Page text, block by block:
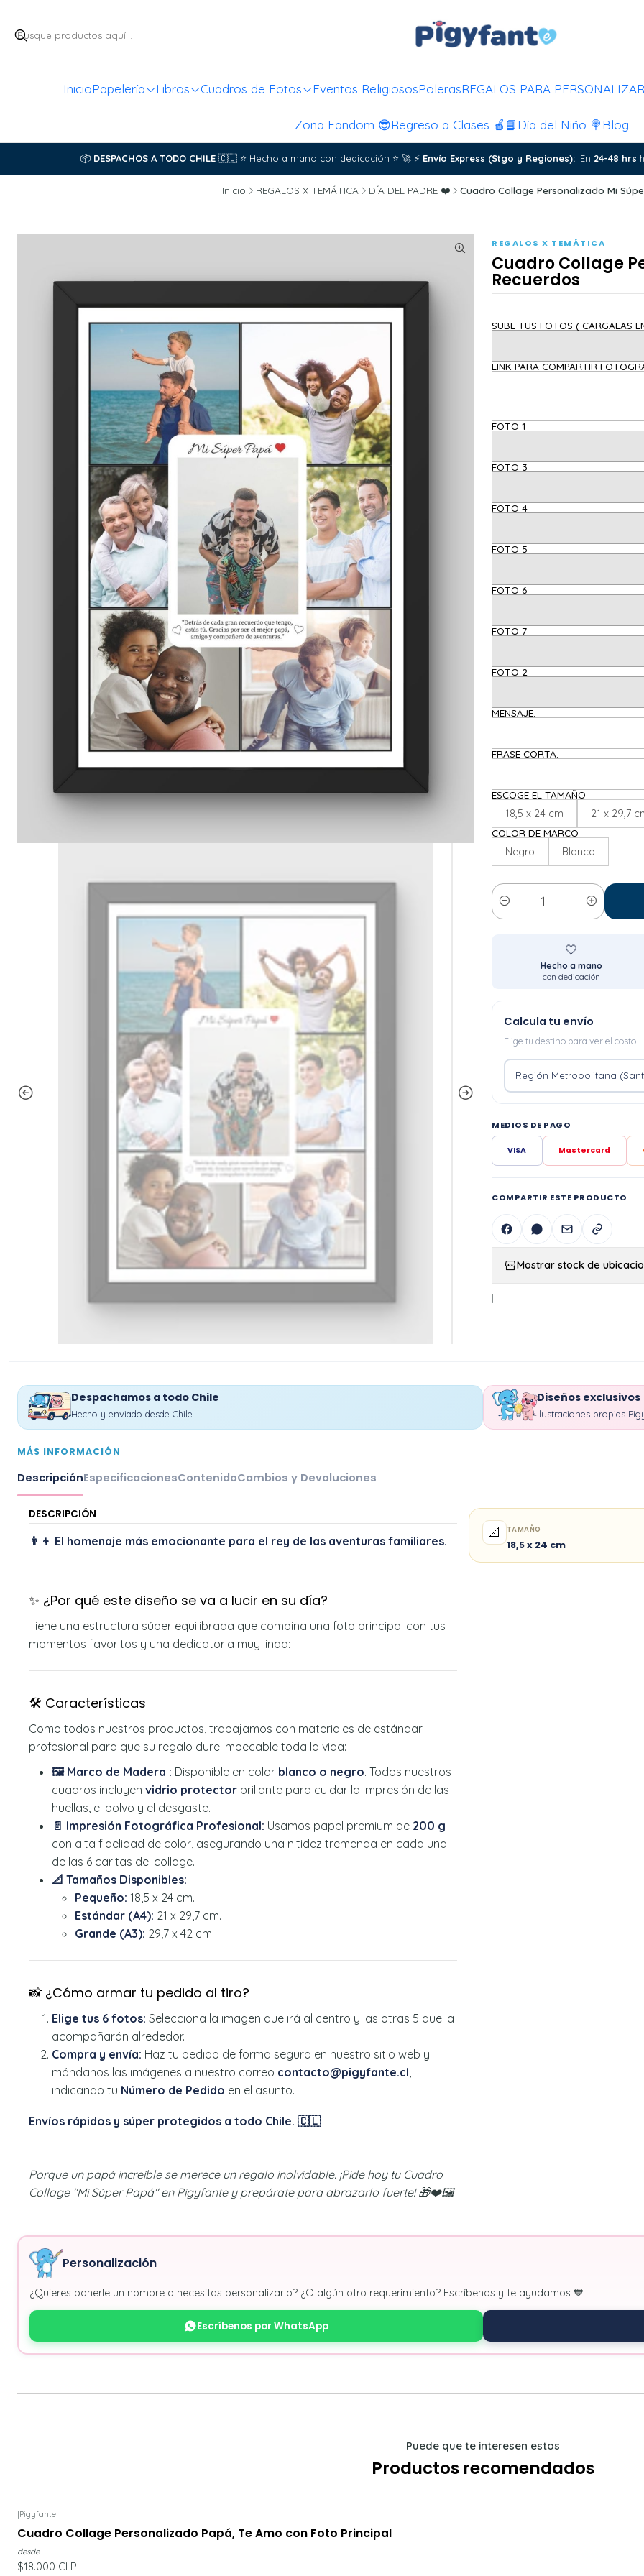
InicioPapelería Libros Cuadros de Fotos Eventos ReligiososPolerasREGALOS PARA PERSONALIZAR
Zona Fandom 😎Regreso a Clases 🍎📘 Día del Niño 🍭 Blog
📦 DESPACHOS A TODO CHILE 🇨🇱 ⭐ Hecho a mano con dedicación ⭐ 🚀 ⚡ Envío Express (Stgo y Regiones): ¡En 24-48 hrs
Inicio REGALOS X TEMÁTICA DÍA DEL PADRE ❤️ Cuadro Collage Personalizado Mi
REGALOS X TEMÁTICA
Cuadro Collage
Recuerdos
SUBE TUS FOTOS (
LINK PARA COMPARTIR
FOTO 1
FOTO 3
FOTO 4
FOTO 5
FOTO 6
FOTO 7
FOTO 2
MENSAJE:
FRASE CORTA:
ESCOGE EL TAMAÑO
18,5 x 24 cm 21 x 29,7
COLOR DE MARCO
Negro Blanco
Cantidad
🤍
Hecho a mano
con dedicación
Calcula tu envío
Elige tu destino para ver el costo.
MEDIOS DE PAGO
VISA Mastercard
COMPARTIR ESTE PRODUCTO
Mostrar stock de
|
Despachamos a todo Chile
Hecho y enviado desde Chile
Diseños exclusivos
Ilustraciones propias
MÁS INFORMACIÓN
DescripciónEspecificacionesContenidoCambios y Devoluciones
DESCRIPCIÓN
👨‍👦 El homenaje más emocionante para el rey de las aventuras familiares.
✨ ¿Por qué este diseño se va a lucir en su día?
Tiene una estructura súper equilibrada que combina una foto principal con tus
momentos favoritos y una dedicatoria muy linda:
🛠️ Características
Como todos nuestros productos, trabajamos con materiales de estándar
profesional para que su regalo dure impecable toda la vida:
🖼️ Marco de Madera : Disponible en color blanco o negro. Todos nuestros
cuadros incluyen vidrio protector brillante para cuidar la impresión de las
huellas, el polvo y el desgaste.
📄 Impresión Fotográfica Profesional: Usamos papel premium de 200 g
con alta fidelidad de color, asegurando una nitidez tremenda en cada una
de las 6 caritas del collage.
📐 Tamaños Disponibles:
Pequeño: 18,5 x 24 cm.
Estándar (A4): 21 x 29,7 cm.
Grande (A3): 29,7 x 42 cm.
📸 ¿Cómo armar tu pedido al tiro?
Elige tus 6 fotos: Selecciona la imagen que irá al centro y las otras 5 que la
acompañarán alrededor.
Compra y envía: Haz tu pedido de forma segura en nuestro sitio web y
mándanos las imágenes a nuestro correo contacto@pigyfante.cl
indicando tu Número de Pedido en el asunto.
Envíos rápidos y súper protegidos a todo Chile. 🇨🇱
Porque un papá increíble se merece un regalo inolvidable. ¡Pide hoy tu Cuadro
Collage "Mi Súper Papá" en Pigyfante y prepárate para abrazarlo fuerte! 🎁❤️🖼️
📐 TAMAÑO
18,5 x 24 cm
Personalización
¿Quieres ponerle un nombre o necesitas personalizarlo? ¿O algún otro requerimiento? Escríbenos y te ayudamos 💙
Escríbenos por WhatsApp
Puede que te interesen estos
Productos recomendados
|Pigyfante
Cuadro Collage Personalizado Papá, Te Amo con Foto Principal
desde
$18.000 CLP